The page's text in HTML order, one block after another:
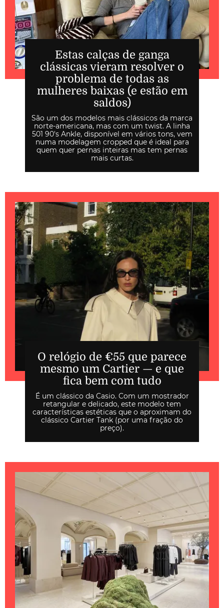
Estas calças de ganga
clássicas vieram resolver o
problema de todas as
mulheres baixas (e estão em
saldos)
São um dos modelos mais clássicos da marca
norte-americana, mas com um twist. A linha
501 90's Ankle, disponível em vários tons, vem
numa modelagem cropped que é ideal para
quem quer pernas inteiras mas tem pernas
mais curtas.
O relógio de €55 que parece
mesmo um Cartier — e que
fica bem com tudo
É um clássico da Casio. Com um mostrador
retangular e delicado, este modelo tem
características estéticas que o aproximam do
clássico Cartier Tank (por uma fração do
preço).